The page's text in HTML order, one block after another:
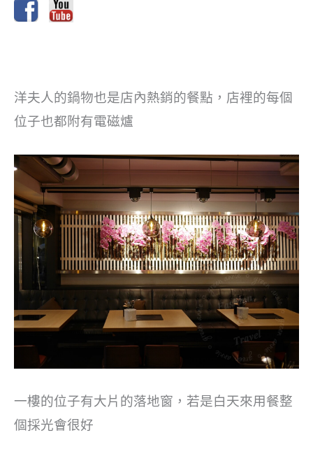
洋夫人的鍋物也是店內熱銷的餐點，店裡的每個
位子也都附有電磁爐
一樓的位子有大片的落地窗，若是白天來用餐整
個採光會很好